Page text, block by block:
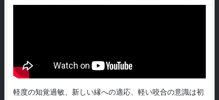
軽度の知覚過敏、新しい縁への適応、軽い咬合の意識は初